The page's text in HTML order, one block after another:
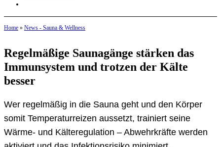
Home » News - Sauna & Wellness
Regelmäßige Saunagänge stärken das
Immunsystem und trotzen der Kälte
besser
Wer regelmäßig in die Sauna geht und den Körper
somit Temperaturreizen aussetzt, trainiert seine
Wärme- und Kälteregulation – Abwehrkräfte werden